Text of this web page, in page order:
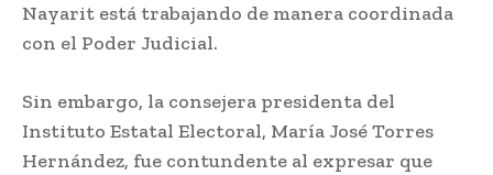
Nayarit está trabajando de manera coordinada
con el Poder Judicial.
Sin embargo, la consejera presidenta del
Instituto Estatal Electoral, María José Torres
Hernández, fue contundente al expresar que